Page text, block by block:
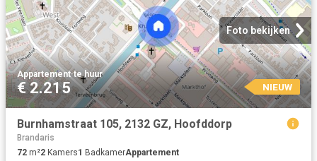
Foto bekijken
Appartement·te huur
€ 2.215 NIEUW
Burnhamstraat 105, 2132 GZ, Hoofddorp
Brandaris
72 m²2 Kamers1 BadkamerAppartement